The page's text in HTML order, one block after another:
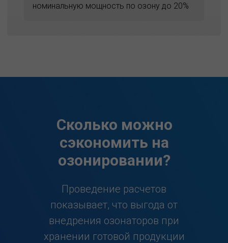
номинальную мощность по озону до 20%
Сколько можно
сэкономить на
озонировании?
Проведение расчетов
показывает, что выгода от
внедрения озонаторов при
хранении готовой продукции